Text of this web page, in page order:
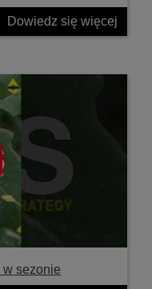
Dowiedz się więcej
sezonie